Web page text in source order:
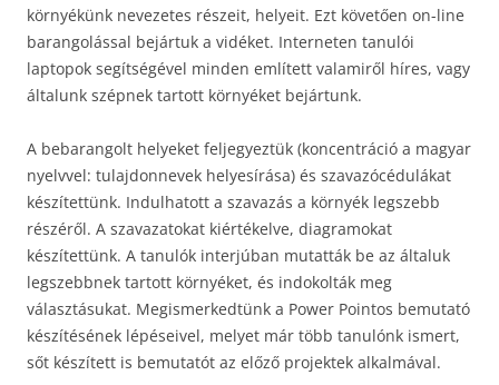
környékünk nevezetes részeit, helyeit. Ezt követően on-line
barangolással bejártuk a vidéket. Interneten tanulói
laptopok segítségével minden említett valamiről híres, vagy
általunk szépnek tartott környéket bejártunk.
A bebarangolt helyeket feljegyeztük (koncentráció a magyar
nyelvvel: tulajdonnevek helyesírása) és szavazócédulákat
készítettünk. Indulhatott a szavazás a környék legszebb
részéről. A szavazatokat kiértékelve, diagramokat
készítettünk. A tanulók interjúban mutatták be az általuk
legszebbnek tartott környéket, és indokolták meg
választásukat. Megismerkedtünk a Power Pointos bemutató
készítésének lépéseivel, melyet már több tanulónk ismert,
sőt készített is bemutatót az előző projektek alkalmával.